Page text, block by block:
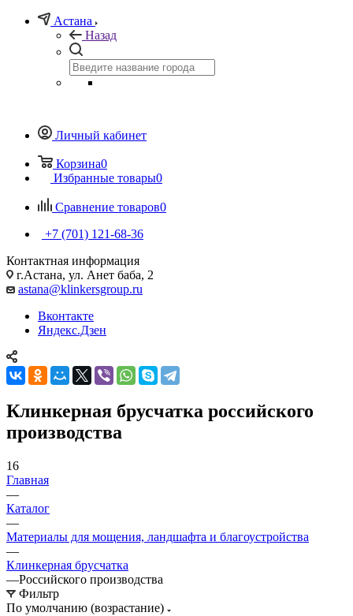
Астана
Назад
Личный кабинет
Корзина0
Избранные товары0
Сравнение товаров0
+7 (701) 121-68-36
Контактная информация
г.Астана, ул. Анет баба, 2
astana@klinkersgroup.ru
Вконтакте
Яндекс.Дзен
Клинкерная брусчатка российского
производства
16
Главная
—
Каталог
—
Материалы для мощения, ландшафта и благоустройства
—
Клинкерная брусчатка
—Российского производства
Фильтр
По умолчанию (возрастание)